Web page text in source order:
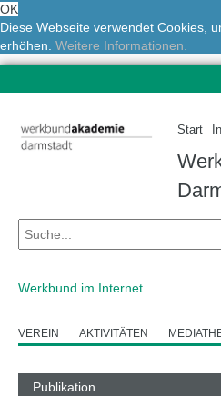
OK
Diese Webseite verwendet Cookies,
erhöhen. Weitere Informationen.
Start
Werkbund im Internet
VEREIN AKTIVITÄTEN
Publikation